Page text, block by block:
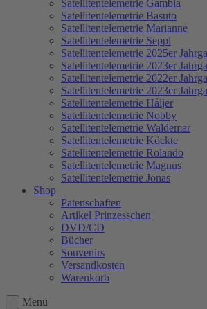
Satellitentelemetrie Gambia
Satellitentelemetrie Basuto
Satellitentelemetrie Marianne
Satellitentelemetrie Seppl
Satellitentelemetrie 2025er
Satellitentelemetrie 2023er
Satellitentelemetrie 2022er
Satellitentelemetrie 2023er
Satellitentelemetrie Håljer
Satellitentelemetrie Nobby
Satellitentelemetrie Waldemar
Satellitentelemetrie Köckte
Satellitentelemetrie Rolando
Satellitentelemetrie Magnus
Satellitentelemetrie Jonas
Shop
Patenschaften
Artikel Prinzesschen
DVD/CD
Bücher
Souvenirs
Versandkosten
Warenkorb
Menü